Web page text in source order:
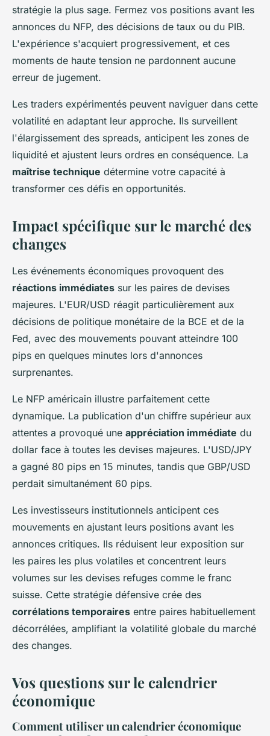
stratégie la plus sage. Fermez vos positions avant les
annonces du NFP, des décisions de taux ou du PIB.
L'expérience s'acquiert progressivement, et ces
moments de haute tension ne pardonnent aucune
erreur de jugement.
Les traders expérimentés peuvent naviguer dans cette
volatilité en adaptant leur approche. Ils surveillent
l'élargissement des spreads, anticipent les zones de
liquidité et ajustent leurs ordres en conséquence. La
maîtrise technique détermine votre capacité à
transformer ces défis en opportunités.
Impact spécifique sur le marché des
changes
Les événements économiques provoquent des
réactions immédiates sur les paires de devises
majeures. L'EUR/USD réagit particulièrement aux
décisions de politique monétaire de la BCE et de la
Fed, avec des mouvements pouvant atteindre 100
pips en quelques minutes lors d'annonces
surprenantes.
Le NFP américain illustre parfaitement cette
dynamique. La publication d'un chiffre supérieur aux
attentes a provoqué une appréciation immédiate du
dollar face à toutes les devises majeures. L'USD/JPY
a gagné 80 pips en 15 minutes, tandis que GBP/USD
perdait simultanément 60 pips.
Les investisseurs institutionnels anticipent ces
mouvements en ajustant leurs positions avant les
annonces critiques. Ils réduisent leur exposition sur
les paires les plus volatiles et concentrent leurs
volumes sur les devises refuges comme le franc
suisse. Cette stratégie défensive crée des
corrélations temporaires entre paires habituellement
décorrélées, amplifiant la volatilité globale du marché
des changes.
Vos questions sur le calendrier
économique
Comment utiliser un calendrier économique